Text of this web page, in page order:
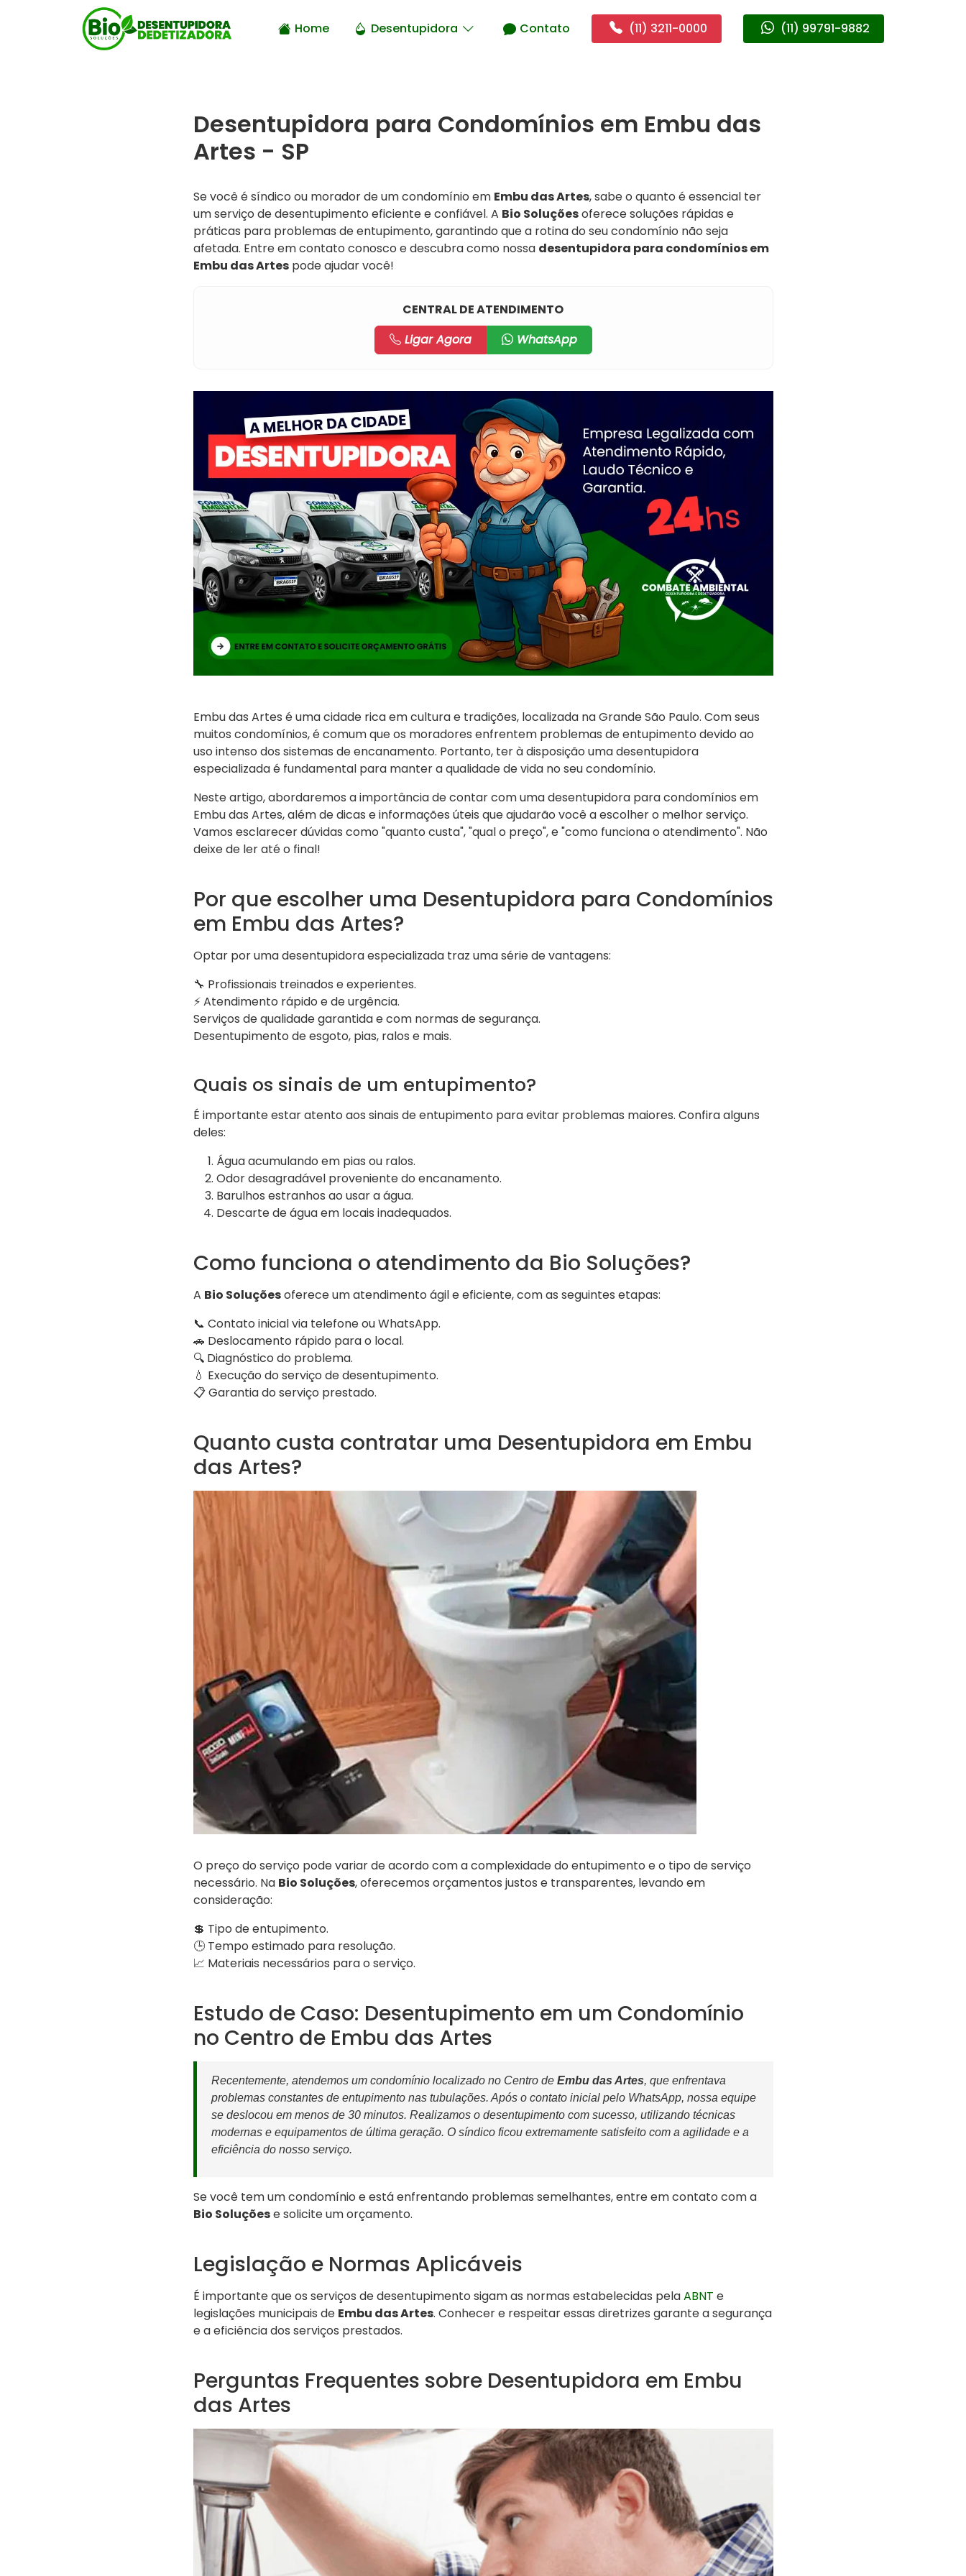
Home Desentupidora Contato (11) 3211-0000 (11) 99791-9882
Desentupidora para Condomínios em Embu das
Artes - SP
Se você é síndico ou morador de um condomínio em Embu das Artes, sabe o quanto é essencial ter
um serviço de desentupimento eficiente e confiável. A Bio Soluçõesoferece soluções rápidas e
práticas para problemas de entupimento, garantindo que a rotina do seu condomínio não seja
afetada. Entre em contato conosco e descubra como nossa desentupidora para condomínios em
Embu das Artespode ajudar você!
CENTRAL DE ATENDIMENTO
Ligar Agora
WhatsApp
Embu das Artes é uma cidade rica em cultura e tradições, localizada na Grande São Paulo. Com seus
muitos condomínios, é comum que os moradores enfrentem problemas de entupimento devido ao
uso intenso dos sistemas de encanamento. Portanto, ter à disposição uma desentupidora
especializada é fundamental para manter a qualidade de vida no seu condomínio.
Neste artigo, abordaremos a importância de contar com uma desentupidora para condomínios em
Embu das Artes, além de dicas e informações úteis que ajudarão você a escolher o melhor serviço.
Vamos esclarecer dúvidas como "quanto custa", "qual o preço", e "como funciona o atendimento". Não
deixe de ler até o final!
Por que escolher uma Desentupidora para Condomínios
em Embu das Artes?
Optar por uma desentupidora especializada traz uma série de vantagens:
🔧 Profissionais treinados e experientes.
⚡ Atendimento rápido e de urgência.
Serviços de qualidade garantida e com normas de segurança.
Desentupimento de esgoto, pias, ralos e mais.
Quais os sinais de um entupimento?
É importante estar atento aos sinais de entupimento para evitar problemas maiores. Confira alguns
deles:
Água acumulando em pias ou ralos.
Odor desagradável proveniente do encanamento.
Barulhos estranhos ao usar a água.
Descarte de água em locais inadequados.
Como funciona o atendimento da Bio Soluções?
A Bio Soluçõesoferece um atendimento ágil e eficiente, com as seguintes etapas:
📞 Contato inicial via telefone ou WhatsApp.
🚗 Deslocamento rápido para o local.
🔍 Diagnóstico do problema.
💧 Execução do serviço de desentupimento.
📋 Garantia do serviço prestado.
Quanto custa contratar uma Desentupidora em Embu
das Artes?
O preço do serviço pode variar de acordo com a complexidade do entupimento e o tipo de serviço
necessário. Na Bio Soluções, oferecemos orçamentos justos e transparentes, levando em
consideração:
💲 Tipo de entupimento.
🕒 Tempo estimado para resolução.
📈 Materiais necessários para o serviço.
Estudo de Caso: Desentupimento em um Condomínio
no Centro de Embu das Artes
Recentemente, atendemos um condomínio localizado no Centro de Embu das Artes, que enfrentava
problemas constantes de entupimento nas tubulações. Após o contato inicial pelo WhatsApp, nossa equipe
se deslocou em menos de 30 minutos. Realizamos o desentupimento com sucesso, utilizando técnicas
modernas e equipamentos de última geração. O síndico ficou extremamente satisfeito com a agilidade e a
eficiência do nosso serviço.
Se você tem um condomínio e está enfrentando problemas semelhantes, entre em contato com a
Bio Soluçõese solicite um orçamento.
Legislação e Normas Aplicáveis
É importante que os serviços de desentupimento sigam as normas estabelecidas pelaABNT e
legislações municipais de Embu das Artes. Conhecer e respeitar essas diretrizes garante a segurança
e a eficiência dos serviços prestados.
Perguntas Frequentes sobre Desentupidora em Embu
das Artes